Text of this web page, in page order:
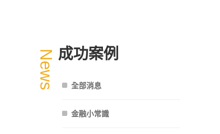
成功案例
News 全部消息
金融小常識